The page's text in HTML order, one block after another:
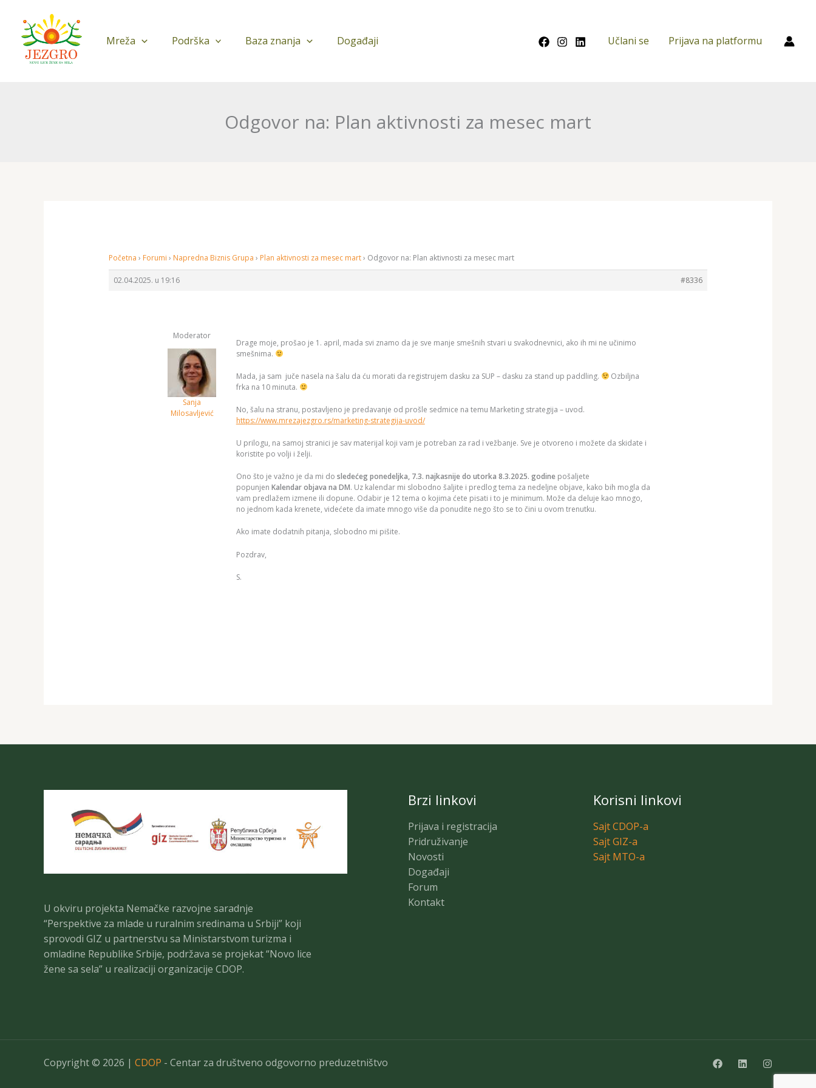
sadržaj
Mreža Podrška Baza znanja Događaji Učlani se Prijava na platformu
Odgovor na: Plan aktivnosti za mesec mart
Početna › Forumi › Napredna Biznis Grupa › Plan aktivnosti za mesec mart› Odgovor na: Plan aktivnosti za mesec mart
02.04.2025. u 19:16 #8336
Moderator
Sanja
Milosavljević
Drage moje, prošao je 1. april, mada svi znamo da je sve manje smešnih stvari u svakodnevnici, ako ih mi ne učinimo
smešnima.
Mada, ja sam juče nasela na šalu da ću morati da registrujem dasku za SUP – dasku za stand up paddling.
Ozbiljna
frka na 10 minuta.
No, šalu na stranu, postavljeno je predavanje od prošle sedmice na temu Marketing strategija – uvod.
https://www.mrezajezgro.rs/marketing-strategija-uvod/
U prilogu, na samoj stranici je sav materijal koji vam je potreban za rad i vežbanje. Sve je otvoreno i možete da skidate i
koristite po volji i želji.
Ono što je važno je da mi do sledećeg ponedeljka, 7.3. najkasnije do utorka 8.3.2025. godinepošaljete
popunjen Kalendar objava na DM. Uz kalendar mi slobodno šaljite i predlog tema za nedeljne objave, kako bih mogla da
vam predlažem izmene ili dopune. Odabir je 12 tema o kojima ćete pisati i to je minimum. Može da deluje kao mnogo,
no jednom kada krenete, videćete da imate mnogo više da ponudite nego što se to čini u ovom trenutku.
Ako imate dodatnih pitanja, slobodno mi pišite.
Pozdrav,
S.
U okviru projekta Nemačke razvojne saradnje
“Perspektive za mlade u ruralnim sredinama u Srbiji” koji
sprovodi GIZ u partnerstvu sa Ministarstvom turizma i
omladine Republike Srbije, podržava se projekat “Novo lice
žene sa sela” u realizaciji organizacije CDOP.
Brzi linkovi
Prijava i registracija
Pridruživanje
Novosti
Događaji
Forum
Kontakt
Korisni linkovi
Sajt CDOP-a
Sajt GIZ-a
Sajt MTO-a
Copyright © 2026 | CDOP - Centar za društveno odgovorno preduzetništvo